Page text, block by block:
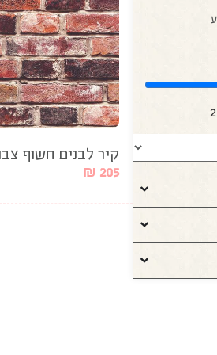
קיר לבנים חשוף
₪ 205